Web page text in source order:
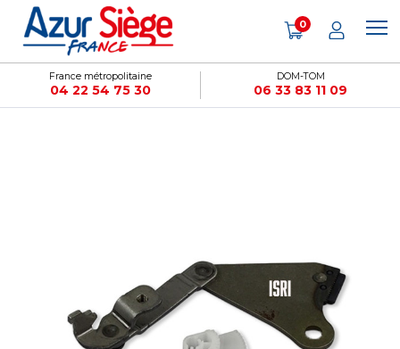
France métropolitaine
04 22 54 75 30
DOM-TOM
06 33 83 11 09
0
Panneau de gestion des cookies